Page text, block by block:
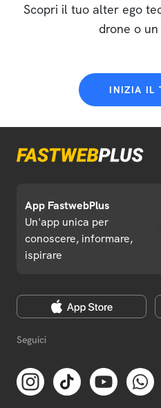
Scopri il tuo alter ego
drone o
INIZIA IL
App FastwebPlus
Un'app unica per
conoscere, informare,
ispirare
Seguici